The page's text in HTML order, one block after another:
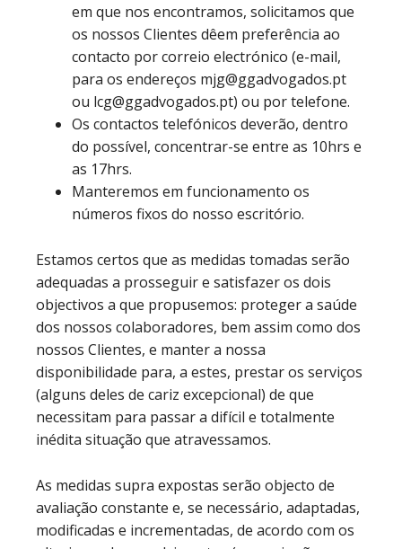
em que nos encontramos, solicitamos que
os nossos Clientes dêem preferência ao
contacto por correio electrónico (e-mail,
para os endereços mjg@ggadvogados.pt
ou lcg@ggadvogados.pt) ou por telefone.
Os contactos telefónicos deverão, dentro
do possível, concentrar-se entre as 10hrs e
as 17hrs.
Manteremos em funcionamento os
números fixos do nosso escritório.
Estamos certos que as medidas tomadas serão
adequadas a prosseguir e satisfazer os dois
objectivos a que propusemos: proteger a saúde
dos nossos colaboradores, bem assim como dos
nossos Clientes, e manter a nossa
disponibilidade para, a estes, prestar os serviços
(alguns deles de cariz excepcional) de que
necessitam para passar a difícil e totalmente
inédita situação que atravessamos.
As medidas supra expostas serão objecto de
avaliação constante e, se necessário, adaptadas,
modificadas e incrementadas, de acordo com os